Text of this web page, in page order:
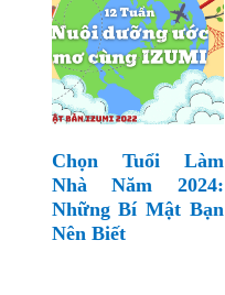
Chọn Tuổi Làm
Nhà Năm 2024:
Những Bí Mật Bạn
Nên Biết